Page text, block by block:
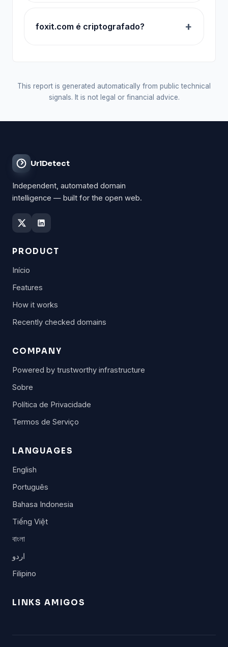
foxit.com é criptografado?
This report is generated automatically from public technical
signals. It is not legal or financial advice.
UrlDetect
Independent, automated domain
intelligence — built for the open web.
PRODUCT
Início
Features
How it works
Recently checked domains
COMPANY
Powered by trustworthy infrastructure
Sobre
Política de Privacidade
Termos de Serviço
LANGUAGES
English
Português
Bahasa Indonesia
Tiếng Việt
বাংলা
اردو
Filipino
LINKS AMIGOS